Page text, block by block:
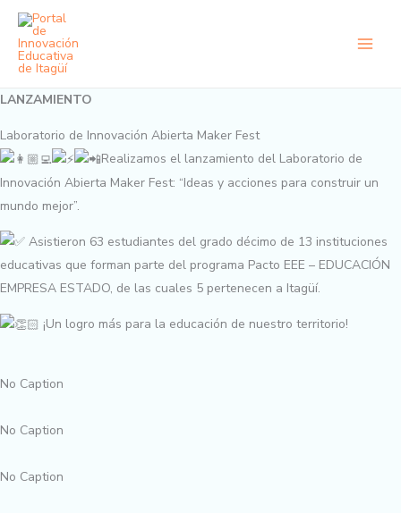
contenido
LANZAMIENTO
Laboratorio de Innovación Abierta Maker Fest
Realizamos el lanzamiento del Laboratorio de
Innovación Abierta Maker Fest: “Ideas y acciones para construir un
mundo mejor”.
Asistieron 63 estudiantes del grado décimo de 13 instituciones
educativas que forman parte del programa Pacto EEE – EDUCACIÓN
EMPRESA ESTADO, de las cuales 5 pertenecen a Itagüí.
¡Un logro más para la educación de nuestro territorio!
No Caption
No Caption
No Caption